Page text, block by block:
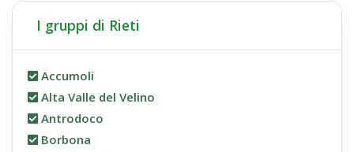
I gruppi di Rieti
Accumoli
Alta Valle del Velino
Antrodoco
Borbona